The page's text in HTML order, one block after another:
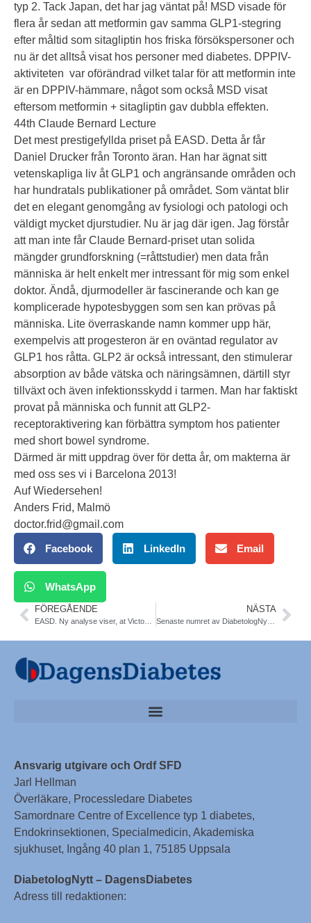
typ 2. Tack Japan, det har jag väntat på! MSD visade för
flera år sedan att metformin gav samma GLP1-stegring
efter måltid som sitagliptin hos friska försökspersoner och
nu är det alltså visat hos personer med diabetes. DPPIV-
aktiviteten var oförändrad vilket talar för att metformin inte
är en DPPIV-hämmare, något som också MSD visat
eftersom metformin + sitagliptin gav dubbla effekten.
44th Claude Bernard Lecture
Det mest prestigefyllda priset på EASD. Detta år får
Daniel Drucker från Toronto äran. Han har ägnat sitt
vetenskapliga liv åt GLP1 och angränsande områden och
har hundratals publikationer på området. Som väntat blir
det en elegant genomgång av fysiologi och patologi och
väldigt mycket djurstudier. Nu är jag där igen. Jag förstår
att man inte får Claude Bernard-priset utan solida
mängder grundforskning (=råttstudier) men data från
människa är helt enkelt mer intressant för mig som enkel
doktor. Ändå, djurmodeller är fascinerande och kan ge
komplicerade hypotesbyggen som sen kan prövas på
människa. Lite överraskande namn kommer upp här,
exempelvis att progesteron är en oväntad regulator av
GLP1 hos råtta. GLP2 är också intressant, den stimulerar
absorption av både vätska och näringsämnen, därtill styr
tillväxt och även infektionsskydd i tarmen. Man har faktiskt
provat på människa och funnit att GLP2-
receptoraktivering kan förbättra symptom hos patienter
med short bowel syndrome.
Därmed är mitt uppdrag över för detta år, om makterna är
med oss ses vi i Barcelona 2013!
Auf Wiedersehen!
Anders Frid, Malmö
doctor.frid@gmail.com
Facebook LinkedIn Email
WhatsApp
FÖREGÅENDE NÄSTA
Senaste numret av DiabetologNytt finns nu ute på www
Ansvarig utgivare och Ordf SFD
Jarl Hellman
Överläkare, Processledare Diabetes
Samordnare Centre of Excellence typ 1 diabetes,
Endokrinsektionen, Specialmedicin, Akademiska
sjukhuset, Ingång 40 plan 1, 75185 Uppsala
DiabetologNytt – DagensDiabetes
Adress till redaktionen: